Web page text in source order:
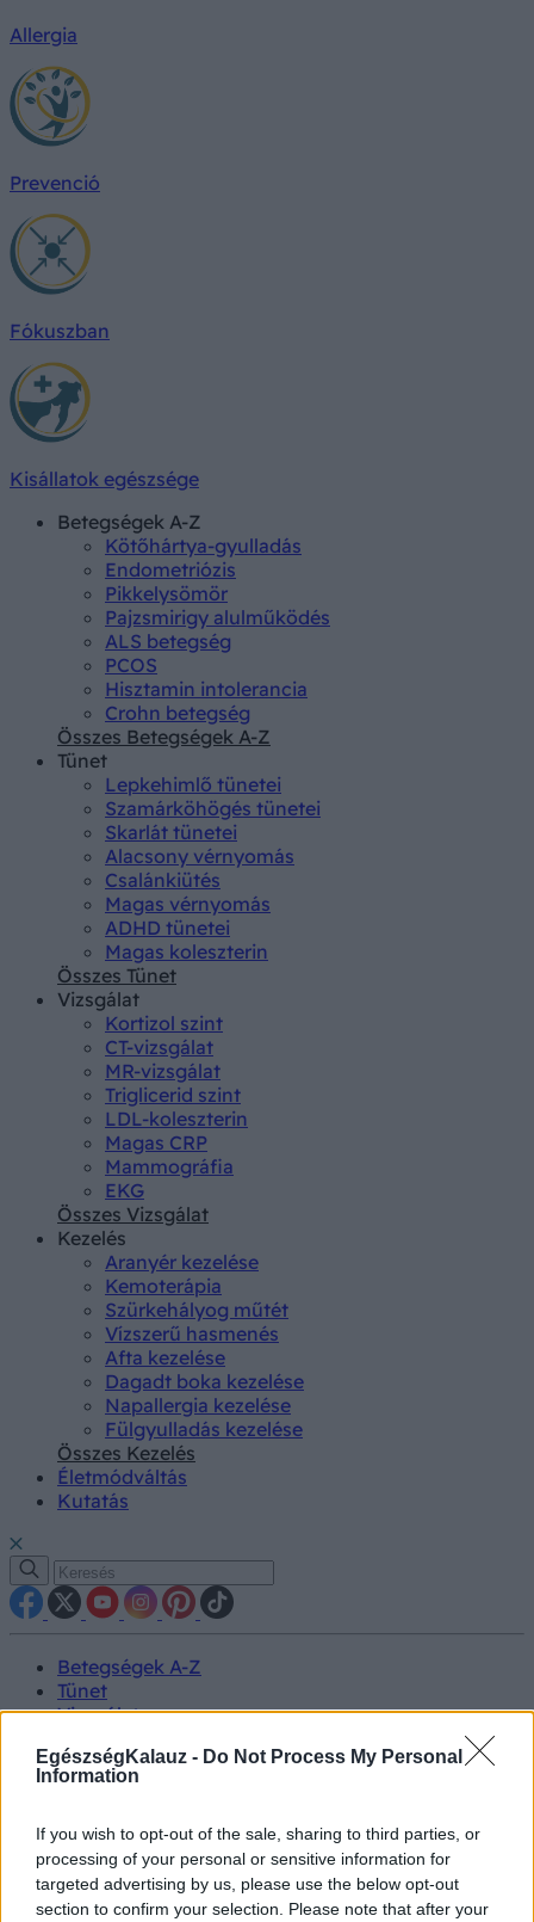
EgészségKalauz - Do Not Process My Personal
Information
If you wish to opt-out of the sale, sharing to third parties, or
processing of your personal or sensitive information for
targeted advertising by us, please use the below opt-out
section to confirm your selection. Please note that after your
Allergia
Prevenció
Fókuszban
Kisállatok egészsége
Betegségek A-Z
Kötőhártya-gyulladás
Endometriózis
Pikkelysömör
Pajzsmirigy alulműködés
ALS betegség
PCOS
Hisztamin intolerancia
Crohn betegség
Összes Betegségek A-Z
Tünet
Lepkehimlő tünetei
Szamárköhögés tünetei
Skarlát tünetei
Alacsony vérnyomás
Csalánkiütés
Magas vérnyomás
ADHD tünetei
Magas koleszterin
Összes Tünet
Vizsgálat
Kortizol szint
CT-vizsgálat
MR-vizsgálat
Triglicerid szint
LDL-koleszterin
Magas CRP
Mammográfia
EKG
Összes Vizsgálat
Kezelés
Aranyér kezelése
Kemoterápia
Szürkehályog műtét
Vízszerű hasmenés
Afta kezelése
Dagadt boka kezelése
Napallergia kezelése
Fülgyulladás kezelése
Összes Kezelés
Életmódváltás
Kutatás
Betegségek A-Z
Tünet
Vizsgálat
Életmódváltás
Kutatás
Hírek
Videók
Kisállatok egészsége